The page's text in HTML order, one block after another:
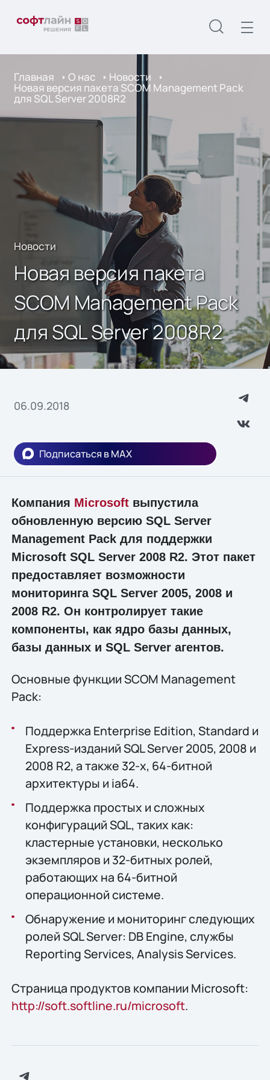
Главная О нас Новости
Новая версия пакета SCOM Management Pack
для SQL Server 2008R2
Новости
Новая версия пакета
SCOM Management Pack
для SQL Server 2008R2
06.09.2018
Подписаться в MAX
Компания Microsoftвыпустила
обновленную версию SQL Server
Management Pack для поддержки
Microsoft SQL Server 2008 R2. Этот пакет
предоставляет возможности
мониторинга SQL Server 2005, 2008 и
2008 R2. Он контролирует такие
компоненты, как ядро базы данных,
базы данных и SQL Server агентов.
Основные функции SCOM Management
Pack:
Поддержка Enterprise Edition, Standard и
Express-изданий SQL Server 2005, 2008 и
2008 R2, а также 32-х, 64-битной
архитектуры и ia64.
Поддержка простых и сложных
конфигураций SQL, таких как:
кластерные установки, несколько
экземпляров и 32-битных ролей,
работающих на 64-битной
операционной системе.
Обнаружение и мониторинг следующих
ролей SQL Server: DB Engine, службы
Reporting Services, Analysis Services.
Страница продуктов компании Microsoft:
http://soft.softline.ru/microsoft.